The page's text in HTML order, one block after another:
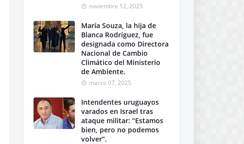
noviembre 12, 2025
María Souza, la hija de
Blanca Rodríguez, fue
designada como Directora
Nacional de Cambio
Climático del Ministerio
de Ambiente.
marzo 07, 2025
Intendentes uruguayos
varados en Israel tras
ataque militar: “Estamos
bien, pero no podemos
volver”.